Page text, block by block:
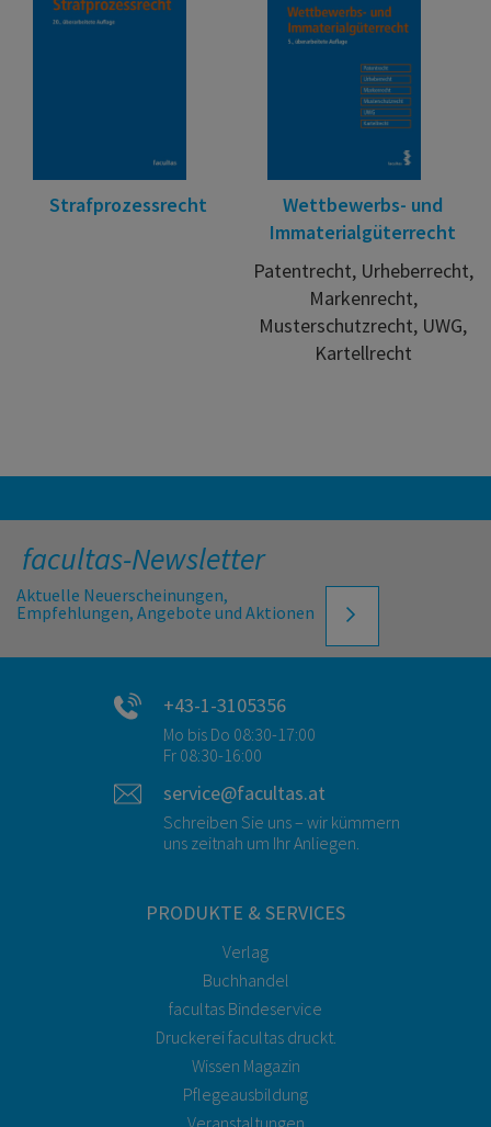
Strafprozessrecht
Wettbewerbs- und
Immaterialgüterrecht
Patentrecht, Urheberrecht,
Markenrecht,
Musterschutzrecht, UWG,
Kartellrecht
facultas-Newsletter
Aktuelle Neuerscheinungen,
Empfehlungen, Angebote und Aktionen
+43-1-3105356
Mo bis Do 08:30-17:00
Fr 08:30-16:00
service@facultas.at
Schreiben Sie uns – wir kümmern
uns zeitnah um Ihr Anliegen.
PRODUKTE & SERVICES
Verlag
Buchhandel
facultas Bindeservice
Druckerei facultas druckt.
Wissen Magazin
Pflegeausbildung
Veranstaltungen